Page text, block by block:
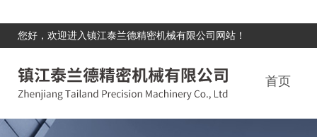
您好，欢迎进入镇江泰兰德精密机械有限公司网站！
首页